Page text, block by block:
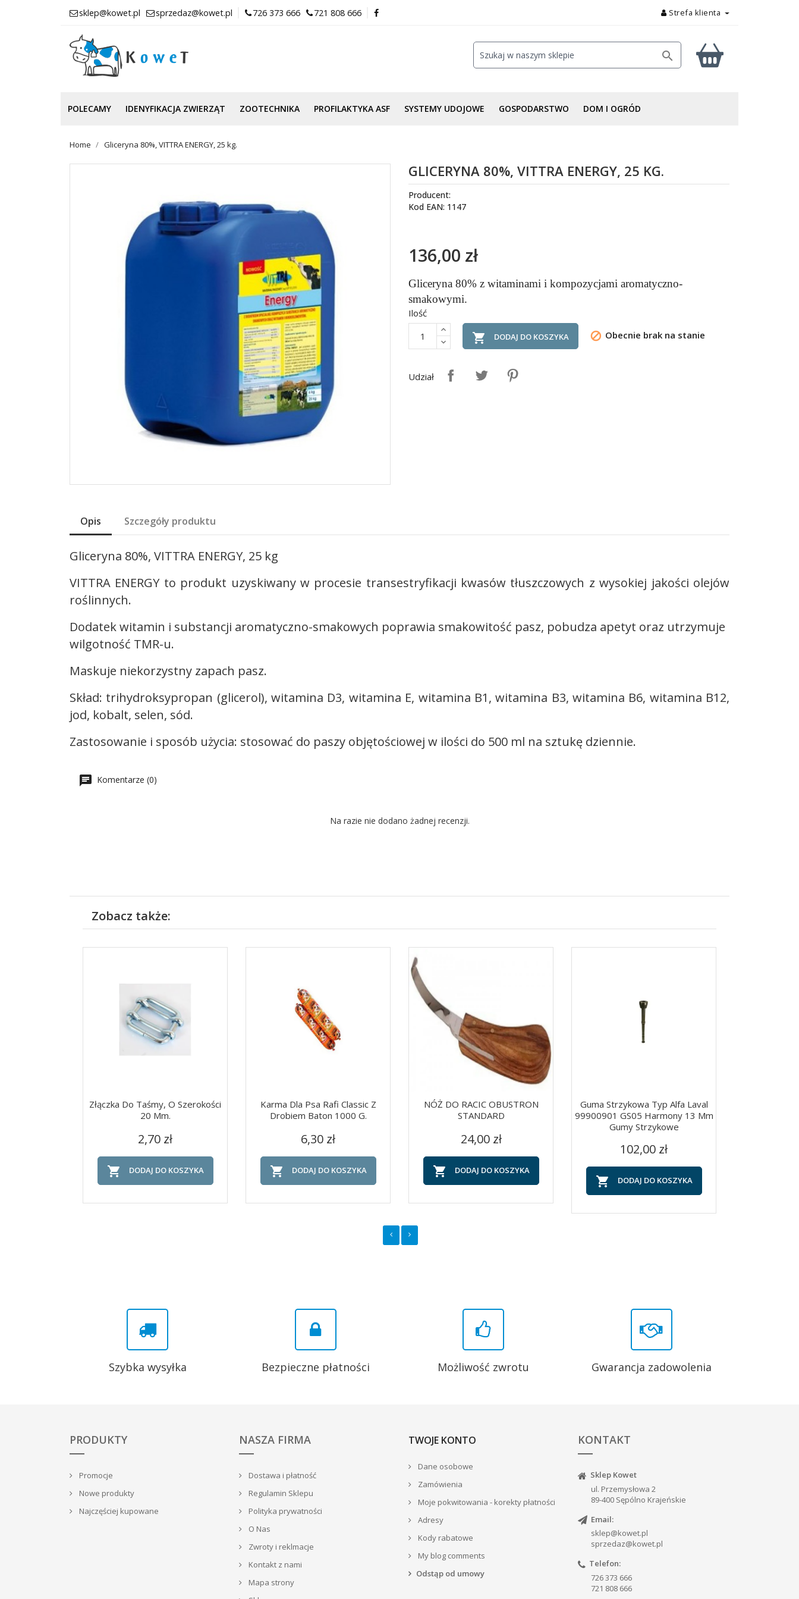
sklep@kowet.pl sprzedaz@kowet.pl 726 373 666 721 808 666 Strefa klienta

POLECAMY IDENYFIKACJA ZWIERZĄT ZOOTECHNIKA PROFILAKTYKA ASF SYSTEMY UDOJOWE GOSPODARSTWO DOM I OGRÓD
Home Gliceryna 80%, VITTRA ENERGY, 25 kg.
GLICERYNA 80%, VITTRA ENERGY, 25 KG.
Producent:
Kod EAN: 1147
136,00 zł
Gliceryna 80% z witaminami i kompozycjami aromatyczno-
smakowymi.
Ilość
 DODAJ DO KOSZYKA  Obecnie brak na stanie
Udział
Opis Szczegóły produktu
Gliceryna 80%, VITTRA ENERGY, 25 kg
VITTRA ENERGY to produkt uzyskiwany w procesie transestryfikacji kwasów tłuszczowych z wysokiej jakości olejów
roślinnych.
Dodatek witamin i substancji aromatyczno-smakowych poprawia smakowitość pasz, pobudza apetyt oraz utrzymuje
wilgotność TMR-u.
Maskuje niekorzystny zapach pasz.
Skład: trihydroksypropan (glicerol), witamina D3, witamina E, witamina B1, witamina B3, witamina B6, witamina B12,
jod, kobalt, selen, sód.
Zastosowanie i sposób użycia: stosować do paszy objętościowej w ilości do 500 ml na sztukę dziennie.
Komentarze (0)
Na razie nie dodano żadnej recenzji.
Zobacz także:
Szybki podgląd
Złączka Do Taśmy, O Szerokości
20 Mm.
Cena
2,70 zł
 DODAJ DO KOSZYKA
Szybki podgląd
Karma Dla Psa Rafi Classic Z
Drobiem Baton 1000 G.
Cena
6,30 zł
 DODAJ DO KOSZYKA
Szybki podgląd
NÓŻ DO RACIC OBUSTRON
STANDARD
Cena
24,00 zł
 DODAJ DO KOSZYKA
Szybki podgląd
Guma Strzykowa Typ Alfa Laval
99900901 GS05 Harmony 13 Mm
Gumy Strzykowe
Cena
102,00 zł
 DODAJ DO KOSZYKA
Szybka wysyłka Bezpieczne płatności Możliwość zwrotu Gwarancja zadowolenia
PRODUKTY
Promocje
Nowe produkty
Najczęściej kupowane
NASZA FIRMA
Dostawa i płatność
Regulamin Sklepu
Polityka prywatności
O Nas
Zwroty i reklmacje
Kontakt z nami
Mapa strony
TWOJE KONTO
Dane osobowe
Zamówienia
Moje pokwitowania - korekty płatności
Adresy
Kody rabatowe
My blog comments
Odstąp od umowy
KONTAKT
Sklep Kowet
ul. Przemysłowa 2
89-400 Sępólno Krajeńskie
Email:
sklep@kowet.pl
sprzedaz@kowet.pl
Telefon:
726 373 666
721 808 666